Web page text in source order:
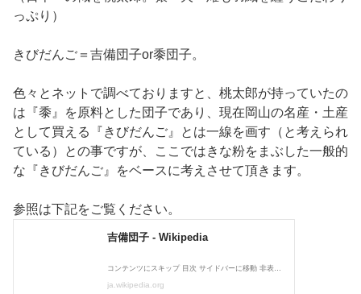
っぷり）
きびだんご＝吉備団子or黍団子。
色々とネットで調べておりますと、桃太郎が持っていたの
は『黍』を原料とした団子であり、現在岡山の名産・土産
として買える『きびだんご』とは一線を画す（と考えられ
ている）との事ですが、ここではきな粉をまぶした一般的
な『きびだんご』をベースに考えさせて頂きます。
参照は下記をご覧ください。